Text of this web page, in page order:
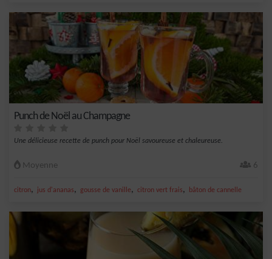
Punch de Noël au Champagne
Une délicieuse recette de punch pour Noël savoureuse et chaleureuse.
Moyenne 6
citron, jus d'ananas, gousse de vanille, citron vert frais, bâton de cannelle